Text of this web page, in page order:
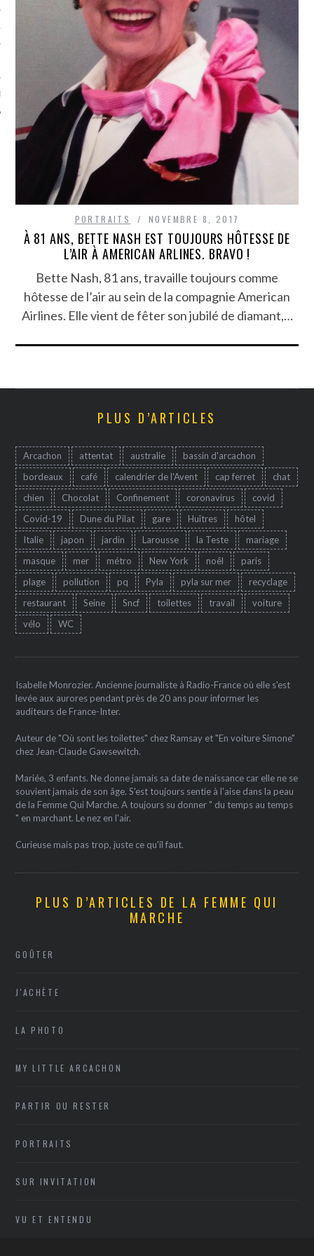
ARCACHON
PORTRAITS NOVEMBRE 8, 2017
À 81 ANS, BETTE NASH EST TOUJOURS HÔTESSE DE
L’AIR À AMERICAN ARLINES. BRAVO !
Bette Nash, 81 ans, travaille toujours comme
hôtesse de l’air au sein de la compagnie American
Airlines. Elle vient de fêter son jubilé de diamant,…
PLUS D’ARTICLES
Arcachon attentat australie
bassin d'arcachon
bordeaux
café calendrier de l'Avent cap ferret
chat
chien
Chocolat Confinement coronavirus
covid
Covid-19
Dune du Pilat gare Huîtres
hôtel
Italie
japon jardin Larousse la Teste
mariage
masque
mer métro New York noêl
paris
plage
pollution pq Pyla pyla sur mer
recyclage
restaurant
Seine Sncf toilettes travail
voiture
vélo
WC
Isabelle Monrozier. Ancienne journaliste à Radio-France où elle s'est
levée aux aurores pendant près de 20 ans pour informer les
auditeurs de France-Inter.
Auteur de "Où sont les toilettes" chez Ramsay et "En voiture Simone"
chez Jean-Claude Gawsewitch.
Mariée, 3 enfants. Ne donne jamais sa date de naissance car elle ne se
souvient jamais de son âge. S'est toujours sentie à l'aise dans la peau
de la Femme Qui Marche. A toujours su donner " du temps au temps
" en marchant. Le nez en l'air.
Curieuse mais pas trop, juste ce qu'il faut.
PLUS D’ARTICLES DE LA FEMME QUI
MARCHE
GOÛTER
J'ACHÈTE
LA PHOTO
MY LITTLE ARCACHON
PARTIR OU RESTER
PORTRAITS
SUR INVITATION
VU ET ENTENDU